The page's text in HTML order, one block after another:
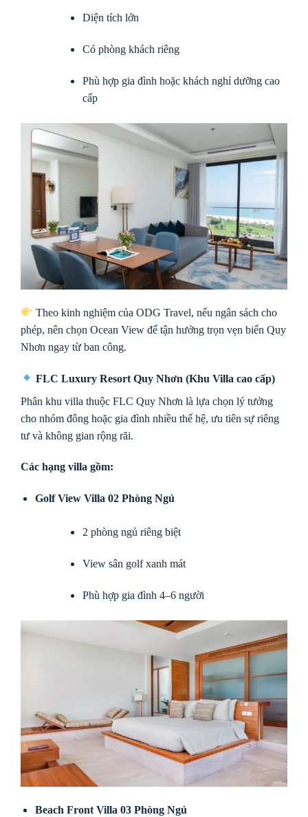
Diện tích lớn
Có phòng khách riêng
Phù hợp gia đình hoặc khách nghỉ dưỡng cao
cấp
Theo kinh nghiệm của ODG Travel, nếu ngân sách cho
phép, nên chọn Ocean View để tận hưởng trọn vẹn biển Quy
Nhơn ngay từ ban công.
FLC Luxury Resort Quy Nhơn (Khu Villa cao cấp)
Phân khu villa thuộc FLC Quy Nhơn là lựa chọn lý tưởng
cho nhóm đông hoặc gia đình nhiều thế hệ, ưu tiên sự riêng
tư và không gian rộng rãi.
Các hạng villa gồm:
Golf View Villa 02 Phòng Ngủ
2 phòng ngủ riêng biệt
View sân golf xanh mát
Phù hợp gia đình 4–6 người
Beach Front Villa 03 Phòng Ngủ